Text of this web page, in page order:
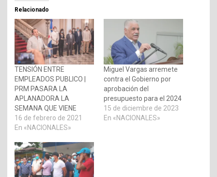
Relacionado
TENSIÓN ENTRE
EMPLEADOS PUBLICO |
PRM PASARA LA
APLANADORA LA
SEMANA QUE VIENE
16 de febrero de 2021
En «NACIONALES»
Miguel Vargas arremete
contra el Gobierno por
aprobación del
presupuesto para el 2024
15 de diciembre de 2023
En «NACIONALES»